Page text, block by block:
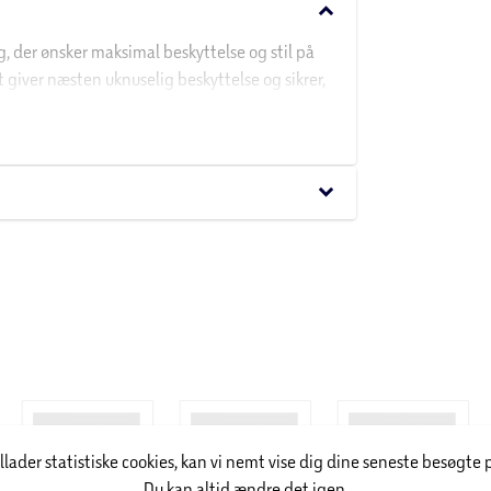
keyboard_arrow_down
ønsker maksimal beskyttelse og stil på
næsten uknuselig beskyttelse og sikrer,
Sentry® godkendt kombinationslås, så du
med hverken sikkerhed eller design.
keyboard_arrow_down
statistiske cookies, kan vi nemt vise dig dine seneste besøgte